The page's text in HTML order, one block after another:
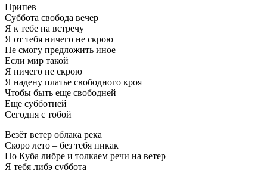
Припев
Суббота свобода вечер
Я к тебе на встречу
Я от тебя ничего не скрою
Не смогу предложить иное
Если мир такой
Я ничего не скрою
Я надену платье свободного кроя
Чтобы быть еще свободней
Еще субботней
Сегодня с тобой
Везёт ветер облака река
Скоро лето – без тебя никак
По Куба либре и толкаем речи на ветер
Я тебя либэ суббота